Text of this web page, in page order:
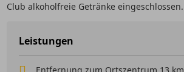
Club alkoholfreie Getränke eingeschlossen.
Leistungen